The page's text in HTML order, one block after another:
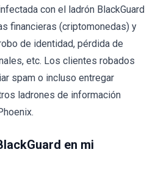
con el ladrón BlackGuard
financieras (criptomonedas) y
de identidad, pérdida de
etc. Los clientes robados
spam o incluso entregar
ladrones de información
en mi